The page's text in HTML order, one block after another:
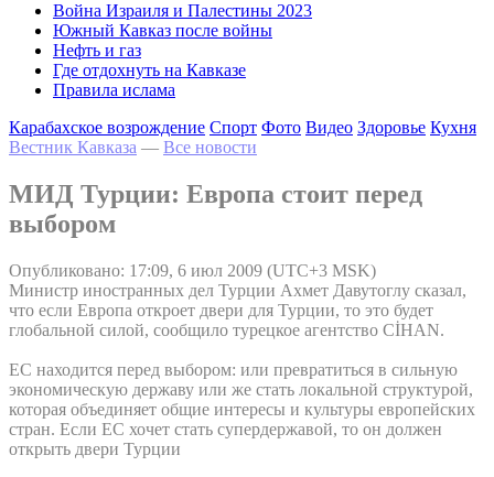
Война Израиля и Палестины 2023
Южный Кавказ после войны
Нефть и газ
Где отдохнуть на Кавказе
Правила ислама
Карабахское возрождение Спорт Фото Видео Здоровье Кухня
Вестник Кавказа — Все новости
МИД Турции: Европа стоит перед
выбором
Опубликовано: 17:09, 6 июл 2009 (UTC+3 MSK)
Министр иностранных дел Турции Ахмет Давутоглу сказал,
что если Европа откроет двери для Турции, то это будет
глобальной силой, сообщило турецкое агентство CİHAN.
ЕС находится перед выбором: или превратиться в сильную
экономическую державу или же стать локальной структурой,
которая объединяет общие интересы и культуры европейских
стран. Если ЕС хочет стать супердержавой, то он должен
открыть двери Турции